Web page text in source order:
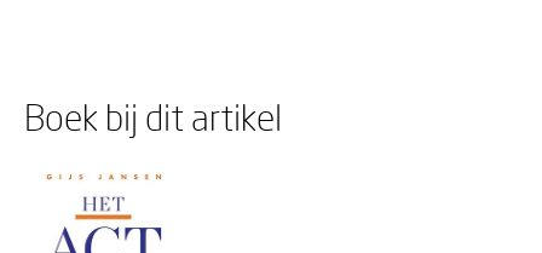
Boek bij dit artikel